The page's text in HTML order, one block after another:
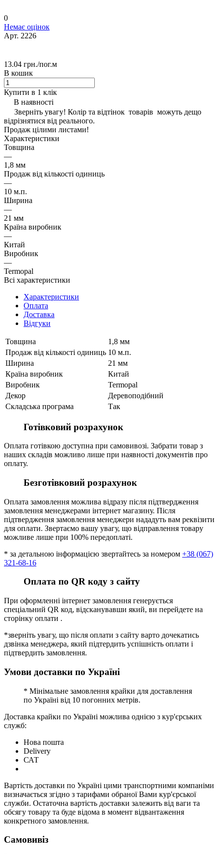
0
Немає оцінок
Арт. 2226
13.04 грн./пог.м
В кошик
Купити в 1 клік
В наявності
Зверніть увагу! Колір та відтінок товарів можуть дещо
відрізнятися від реального.
Продаж цілими листами!
Характеристики
Товщина
—
1,8 мм
Продаж від кількості одиниць
—
10 м.п.
Ширина
—
21 мм
Країна виробник
—
Китай
Виробник
—
Termopal
Всі характеристики
Характеристики
Оплата
Доставка
Відгуки
Товщина
1,8 мм
Продаж від кількості одиниць 10 м.п.
Ширина
21 мм
Країна виробник
Китай
Виробник
Termopal
Декор
Деревоподібний
Складська програма
Так
Готівковий розрахунок
Оплата готівкою доступна при самовивозі. Забрати товар з
наших складів можливо лише при наявності документів про
оплату.
Безготівковий розрахунок
Оплата замовлення можлива відразу після підтвердження
замовлення менеджерами інтернет магазину. Після
підтвердження замовлення менеджери нададуть вам реквізити
для оплати. Звертаємо вашу увагу, що відправлення товару
можливе лише при 100% передоплаті.
* за детальною інформацією звертайтесь за номером +38 (067)
321-68-16
Оплата по QR коду з сайту
При оформленні інтернет замовлення генерується
спеціальний QR код, відсканувавши який, ви перейдете на
сторінку оплати .
*зверніть увагу, що після оплати з сайту варто дочекатись
дзвінка менеджера, який підтердить успішність оплати і
підтвердить замовлення.
Умови доставки по Україні
* Мінімальне замовлення крайки для доставлення
по Україні від 10 погонних метрів.
Доставка крайки по Україні можлива однією з кур'єрських
служб:
Нова пошта
Delivery
САТ
Вартість доставки по Україні цими транспортними компаніми
визначається згідно з тарифами обраної Вами кур'єрської
служби. Остаточна вартість доставки залежить від ваги та
обсягу товару та буде відома в момент відвантаження
конкретного замовлення.
Самовивіз